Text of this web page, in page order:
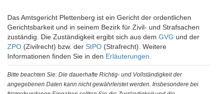
Das Amtsgericht Plettenberg ist ein Gericht der ordentlichen
Gerichtsbarkeit und in seinem Bezirk für Zivil- und Strafsachen
zuständig. Die Zuständigkeit ergibt sich aus dem GVG und der
ZPO (Zivilrecht) bzw. der StPO (Strafrecht). Weitere
Informationen finden Sie in den Erläuterungen
Bitte beachten Sie: Die dauerhafte Richtig- und Vollständigkeit der
angegebenen Daten kann nicht gewährleistet werden. Insbesondere bei